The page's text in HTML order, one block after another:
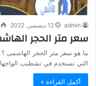
admin 12 ديسمبر، 2022
سعر متر الحجر الهاشمى |
ما هو سعر متر الحجر الهاشمى ؟
التي تستخدم في تشطيب
أكمل القراءة »